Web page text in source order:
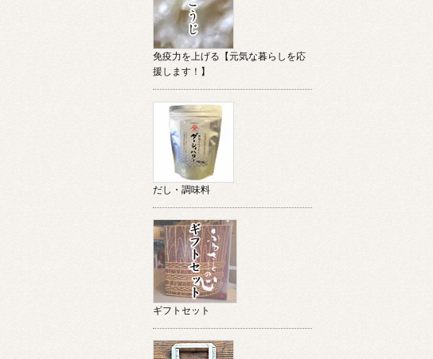
免疫力を上げる【元気な暮らしを応
援します！】
だし・調味料
ギフトセット